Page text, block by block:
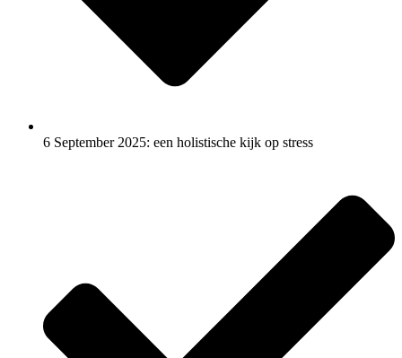
6 September 2025: een holistische kijk op stress